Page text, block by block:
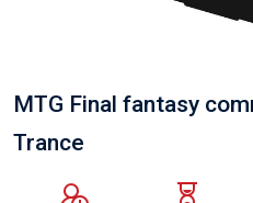
MTG Final fantasy
Trance